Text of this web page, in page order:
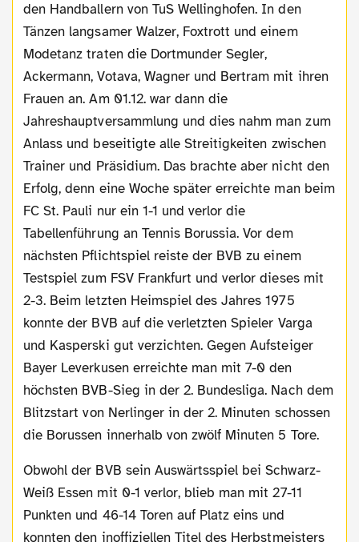
den Handballern von TuS Wellinghofen. In den
Tänzen langsamer Walzer, Foxtrott und einem
Modetanz traten die Dortmunder Segler,
Ackermann, Votava, Wagner und Bertram mit ihren
Frauen an. Am 01.12. war dann die
Jahreshauptversammlung und dies nahm man zum
Anlass und beseitigte alle Streitigkeiten zwischen
Trainer und Präsidium. Das brachte aber nicht den
Erfolg, denn eine Woche später erreichte man beim
FC St. Pauli nur ein 1-1 und verlor die
Tabellenführung an Tennis Borussia. Vor dem
nächsten Pflichtspiel reiste der BVB zu einem
Testspiel zum FSV Frankfurt und verlor dieses mit
2-3. Beim letzten Heimspiel des Jahres 1975
konnte der BVB auf die verletzten Spieler Varga
und Kasperski gut verzichten. Gegen Aufsteiger
Bayer Leverkusen erreichte man mit 7-0 den
höchsten BVB-Sieg in der 2. Bundesliga. Nach dem
Blitzstart von Nerlinger in der 2. Minuten schossen
die Borussen innerhalb von zwölf Minuten 5 Tore.
Obwohl der BVB sein Auswärtsspiel bei Schwarz-
Weiß Essen mit 0-1 verlor, blieb man mit 27-11
Punkten und 46-14 Toren auf Platz eins und
konnten den inoffiziellen Titel des Herbstmeisters